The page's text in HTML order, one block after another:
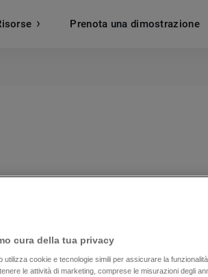
Prenota una dimostrazione
Cerca
standard per accedere alla posta
cura della tua privacy
utilizza cookie e tecnologie simili per assicurare la
le attività di marketing, comprese le misurazioni degli